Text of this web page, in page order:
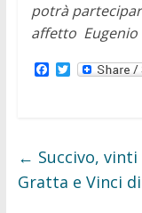
potrà
affetto
F
o
k
T
r
← Succivo,
Gratta e Vinci